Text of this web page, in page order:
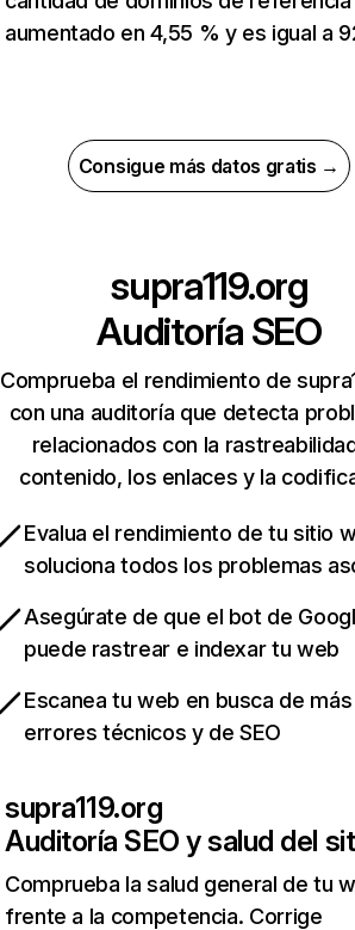
aumentado en 4,55 % y es igual a
Consigue más datos gratis →
supra119.org
Auditoría SEO
Comprueba el rendimiento de
con una auditoría que detecta
relacionados con la
contenido, los enlaces y la
Evalua el rendimiento de tu sitio
soluciona todos los problemas
Asegúrate de que el bot de
puede rastrear e indexar tu web
Escanea tu web en busca de
errores técnicos y de SEO
supra119.org
Auditoría SEO y salud del
Comprueba la salud general de tu
frente a la competencia. Corrige